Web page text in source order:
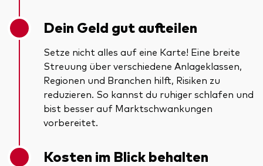
Dein Geld gut aufteilen
Setze nicht alles auf eine Karte! Eine breite
Streuung über verschiedene Anlageklassen,
Regionen und Branchen hilft, Risiken zu
reduzieren. So kannst du ruhiger schlafen und
bist besser auf Marktschwankungen
vorbereitet.
Kosten im Blick behalten